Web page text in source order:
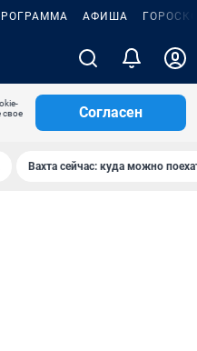
АФИША
свое
Согласен
Вахта сейчас: куда можно